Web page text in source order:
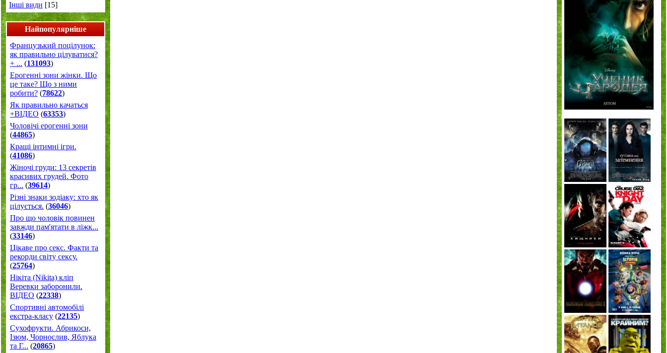
Інші види [15]
Найпопулярніше
Французький поцілунок:
як правильно цілуватися?
+ ... (131093)
Ерогенні зони жінки. Що
це таке? Що з ними
робити? (78622)
Як правильно качаться
+ВІДЕО (63353)
Чоловічі ерогенні зони
(44865)
Кращі інтимні ігри.
(41086)
Жіночі груди: 13 секретів
красивих грудей. Фото
гр... (39614)
Різні знаки зодіаку: хто як
цілується. (36046)
Про що чоловік повинен
завжди пам'ятати в ліжк...
(33146)
Цікаве про секс. Факти та
рекорди світу сексу.
(25764)
Нікіта (Nikita) кліп
Веревки заборонили.
ВІДЕО (22338)
Спортивні автомобілі
екстра-класу (22135)
Cухофрукти. Абрикоси,
Ізюм, Чорнослив, Яблука
та Г... (20865)